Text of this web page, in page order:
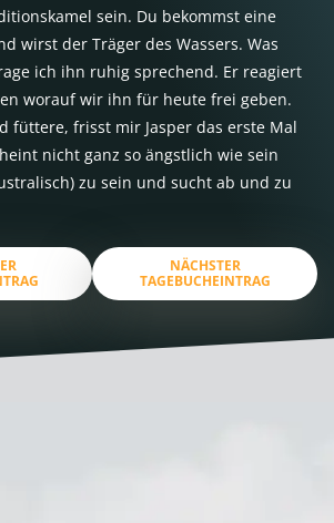
sein. Du bekommst eine
wirst der Träger des Wassers. Was
ich ihn ruhig sprechend. Er reagiert
worauf wir ihn für heute frei geben.
füttere, frisst mir Jasper das erste Mal
nicht ganz so ängstlich wie sein
zu sein und sucht ab und zu
NÄCHSTER
TAGEBUCHEINTRAG